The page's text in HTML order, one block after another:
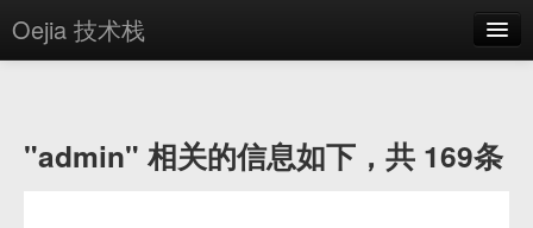
Oejia 技术栈
方案
"admin" 相关的信息如下，共 169条